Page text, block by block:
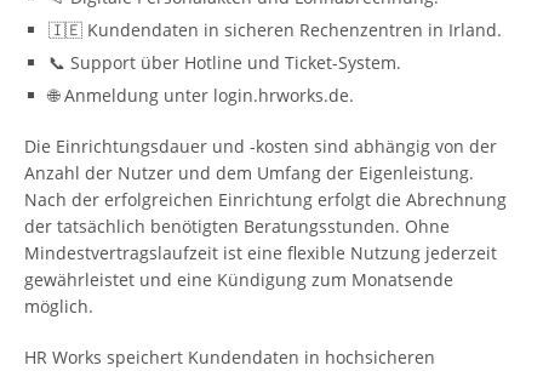
🇮🇪 Kundendaten in sicheren Rechenzentren in Irland.
📞 Support über Hotline und Ticket-System.
🌐 Anmeldung unter login.hrworks.de.
Die Einrichtungsdauer und -kosten sind abhängig von der
Anzahl der Nutzer und dem Umfang der Eigenleistung.
Nach der erfolgreichen Einrichtung erfolgt die Abrechnung
der tatsächlich benötigten Beratungsstunden. Ohne
Mindestvertragslaufzeit ist eine flexible Nutzung jederzeit
gewährleistet und eine Kündigung zum Monatsende
möglich.
HR Works speichert Kundendaten in hochsicheren